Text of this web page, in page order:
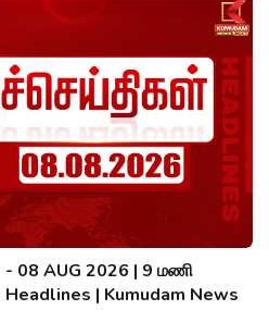
- 08 AUG 2026 | 9 மணி
| Kumudam News